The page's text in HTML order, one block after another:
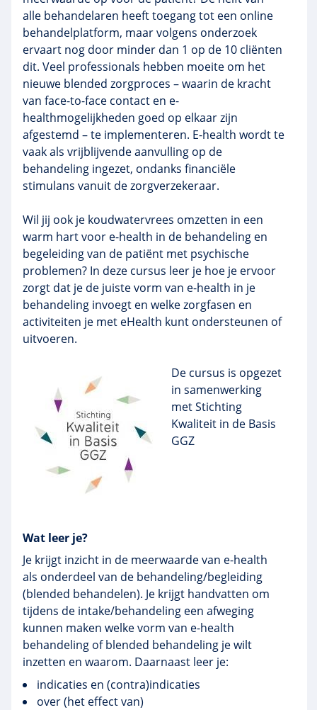
alle behandelaren heeft toegang tot een online
behandelplatform, maar volgens onderzoek
ervaart nog door minder dan 1 op de 10 cliënten
dit. Veel professionals hebben moeite om het
nieuwe blended zorgproces – waarin de kracht
van face-to-face contact en e-
healthmogelijkheden goed op elkaar zijn
afgestemd – te implementeren. E-health wordt te
vaak als vrijblijvende aanvulling op de
behandeling ingezet, ondanks financiële
stimulans vanuit de zorgverzekeraar.
Wil jij ook je koudwatervrees omzetten in een
warm hart voor e-health in de behandeling en
begeleiding van de patiënt met psychische
problemen? In deze cursus leer je hoe je ervoor
zorgt dat je de juiste vorm van e-health in je
behandeling invoegt en welke zorgfasen en
activiteiten je met eHealth kunt ondersteunen of
uitvoeren.
De cursus is opgezet
in samenwerking
met Stichting
Kwaliteit in de Basis
GGZ
Wat leer je?
Je krijgt inzicht in de meerwaarde van e-health
als onderdeel van de behandeling/begleiding
(blended behandelen). Je krijgt handvatten om
tijdens de intake/behandeling een afweging
kunnen maken welke vorm van e-health
behandeling of blended behandeling je wilt
inzetten en waarom. Daarnaast leer je:
indicaties en (contra)indicaties
over (het effect van)